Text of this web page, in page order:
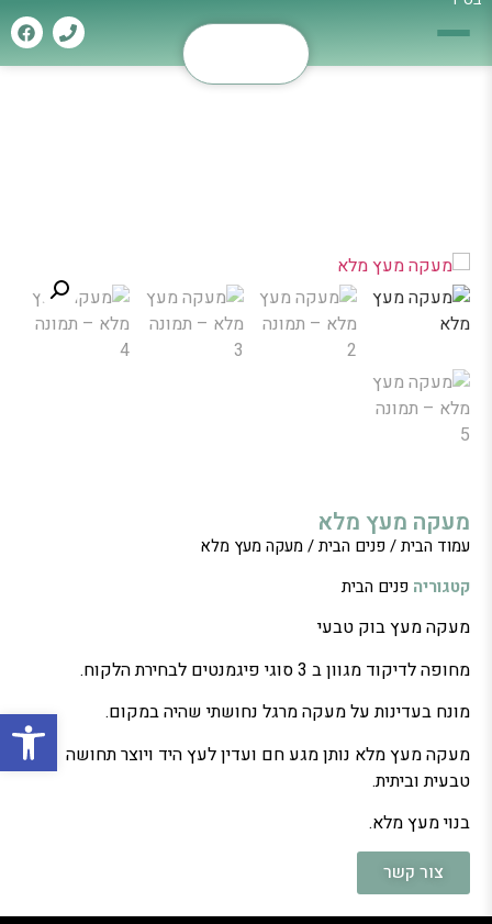
פתח
מעקה מעץ מלא
עמוד הבית/ פנים הבית/ מעקה מעץ מלא
קטגוריה פנים הבית
מעקה מעץ בוק טבעי
מחופה לדיקוד מגוון ב 3 סוגי פיגמנטים לבחירת הלקוח.
מונח בעדינות על מעקה מרגל נחושתי שהיה במקום.
מעקה מעץ מלא נותן מגע חם ועדין לעץ היד ויוצר תחושה
טבעית וביתית.
בנוי מעץ מלא.
צור קשר